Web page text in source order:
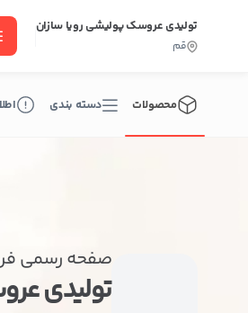
تولیدی عروسک پولیشی رویا سازان
قم
محصولات دسته بندی
صفحه رسمی
تولیدی